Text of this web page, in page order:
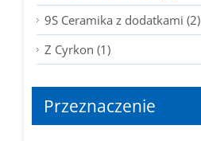
9S Ceramika z dodatkami (2)
Z Cyrkon (1)
Przeznaczenie